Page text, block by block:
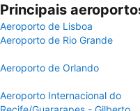
Principais
Aeroporto de Lisboa
Aeroporto de Rio Grande
Aeroporto de Orlando
Aeroporto Internacional do